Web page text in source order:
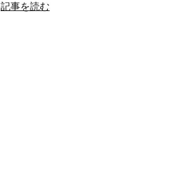
記事を読む